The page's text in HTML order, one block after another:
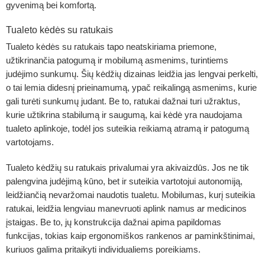
gyvenimą bei komfortą.
Tualeto kėdės su ratukais
Tualeto kėdės su ratukais tapo neatskiriama priemone,
užtikrinančia patogumą ir mobilumą asmenims, turintiems
judėjimo sunkumų. Šių kėdžių dizainas leidžia jas lengvai perkelti,
o tai lemia didesnį prieinamumą, ypač reikalingą asmenims, kurie
gali turėti sunkumų judant. Be to, ratukai dažnai turi užraktus,
kurie užtikrina stabilumą ir saugumą, kai kėdė yra naudojama
tualeto aplinkoje, todėl jos suteikia reikiamą atramą ir patogumą
vartotojams.
Tualeto kėdžių su ratukais privalumai yra akivaizdūs. Jos ne tik
palengvina judėjimą kūno, bet ir suteikia vartotojui autonomiją,
leidžiančią nevaržomai naudotis tualetu. Mobilumas, kurį suteikia
ratukai, leidžia lengviau manevruoti aplink namus ar medicinos
įstaigas. Be to, jų konstrukcija dažnai apima papildomas
funkcijas, tokias kaip ergonomiškos rankenos ar paminkštinimai,
kuriuos galima pritaikyti individualiems poreikiams.